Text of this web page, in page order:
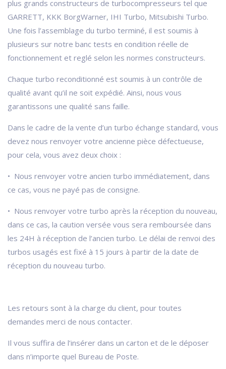
plus grands constructeurs de turbocompresseurs tel que
GARRETT, KKK BorgWarner, IHI Turbo, Mitsubishi Turbo.
Une fois l’assemblage du turbo terminé, il est soumis à
plusieurs sur notre banc tests en condition réelle de
fonctionnement et reglé selon les normes constructeurs.
Chaque turbo reconditionné est soumis à un contrôle de
qualité avant qu’il ne soit expédié. Ainsi, nous vous
garantissons une qualité sans faille.
Dans le cadre de la vente d’un turbo échange standard, vous
devez nous renvoyer votre ancienne pièce défectueuse,
pour cela, vous avez deux choix :
• Nous renvoyer votre ancien turbo immédiatement, dans
ce cas, vous ne payé pas de consigne.
• Nous renvoyer votre turbo après la réception du nouveau,
dans ce cas, la caution versée vous sera remboursée dans
les 24H à réception de l’ancien turbo. Le délai de renvoi des
turbos usagés est fixé à 15 jours à partir de la date de
réception du nouveau turbo.
Les retours sont à la charge du client, pour toutes
demandes merci de nous contacter.
Il vous suffira de l’insérer dans un carton et de le déposer
dans n’importe quel Bureau de Poste.